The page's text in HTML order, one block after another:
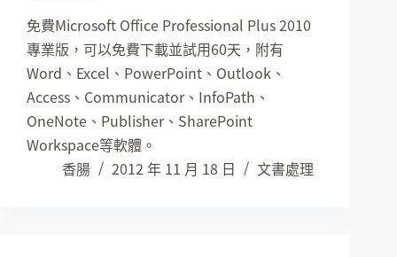
免費Microsoft Office Professional Plus 2010
專業版，可以免費下載並試用60天，附有
Word、Excel、PowerPoint、Outlook、
Access、Communicator、InfoPath、
OneNote、Publisher、SharePoint
Workspace等軟體。
香腸
2012 年 11 月 18 日 文書處理